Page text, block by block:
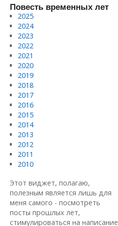
Повесть временных лет
2025
2024
2023
2022
2021
2020
2019
2018
2017
2016
2015
2014
2013
2012
2011
2010
Этот виджет, полагаю,
полезным является лишь для
меня самого - посмотреть
посты прошлых лет,
стимулироваться на написание